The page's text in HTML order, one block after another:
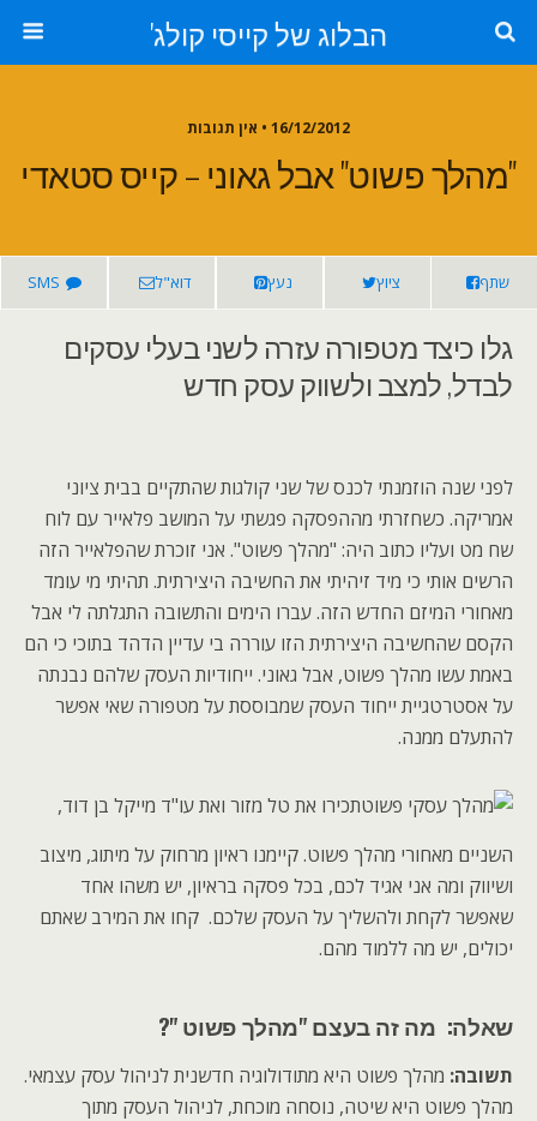
הבלוג של קייסי קולג'
16/12/2012 • אין תגובות
"מהלך פשוט" אבל גאוני – קייס סטאדי
שתף ציוץ נעץ דוא"ל SMS
גלו כיצד מטפורה עזרה לשני בעלי עסקים
לבדל, למצב ולשווק עסק חדש
לפני שנה הוזמנתי לכנס של שני קולגות שהתקיים בבית ציוני
אמריקה. כשחזרתי מההפסקה פגשתי על המושב פלאייר עם לוח
שח מט ועליו כתוב היה: "מהלך פשוט". אני זוכרת שהפלאייר הזה
הרשים אותי כי מיד זיהיתי את החשיבה היצירתית. תהיתי מי עומד
מאחורי המיזם החדש הזה. עברו הימים והתשובה התגלתה לי אבל
הקסם שהחשיבה היצירתית הזו עוררה בי עדיין הדהד בתוכי כי הם
באמת עשו מהלך פשוט, אבל גאוני. ייחודיות העסק שלהם נבנתה
על אסטרטגיית ייחוד העסק שמבוססת על מטפורה שאי אפשר
להתעלם ממנה.
תכירו את טל מזור ואת עו"ד מייקל בן דוד,
השניים מאחורי מהלך פשוט. קיימנו ראיון מרחוק על מיתוג, מיצוב
ושיווק ומה אני אגיד לכם, בכל פסקה בראיון, יש משהו אחד
שאפשר לקחת ולהשליך על העסק שלכם. קחו את המירב שאתם
יכולים, יש מה ללמוד מהם.
שאלה: מה זה בעצם "מהלך פשוט "?
תשובה: מהלך פשוט היא מתודולוגיה חדשנית לניהול עסק עצמאי.
מהלך פשוט היא שיטה, נוסחה מוכחת, לניהול העסק מתוך